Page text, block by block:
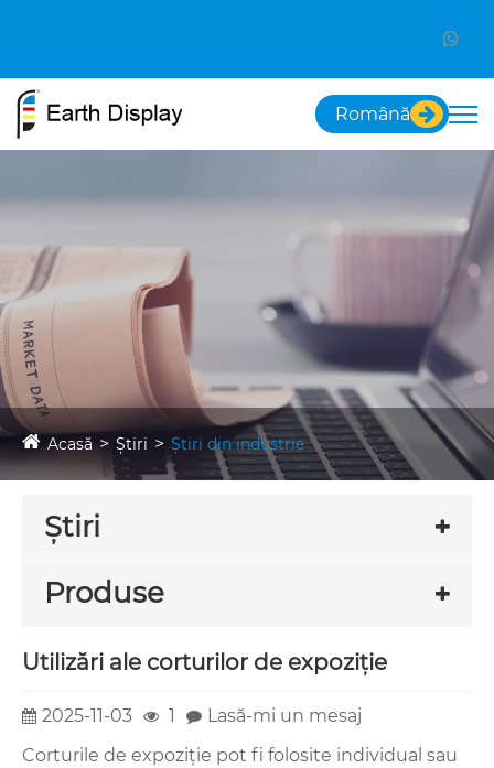
Română
Acasă Ştiri Știri din industrie
Ştiri
Produse
Utilizări ale corturilor de expoziție
2025-11-03 1
Lasă-mi un mesaj
Corturile de expoziție pot fi folosite individual sau